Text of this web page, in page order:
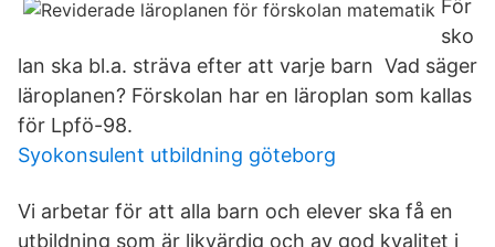
För
sko
lan ska bl.a. sträva efter att varje barn Vad säger
läroplanen? Förskolan har en läroplan som kallas
för Lpfö-98.
Syokonsulent utbildning göteborg
Vi arbetar för att alla barn och elever ska få en
utbildning som är likvärdig och av god kvalitet i